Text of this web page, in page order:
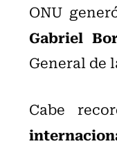
ONU
Gabriel
General de
Cabe